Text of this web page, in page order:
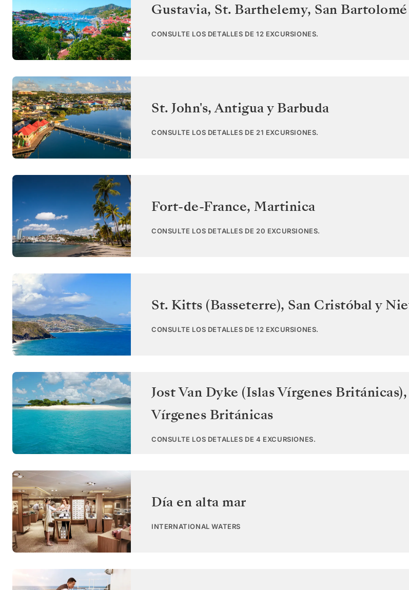
Gustavia, St. Barthelemy, San Bartolomé
CONSULTE LOS DETALLES DE 12 EXCURSIONES.
St. John's,Antigua y Barbuda
CONSULTE LOS DETALLES DE 21 EXCURSIONES.
Fort-de-France, Martinica
CONSULTE LOS DETALLES DE 20 EXCURSIONES.
St. Kitts (Basseterre), San Cristóbal y
CONSULTE LOS DETALLES DE 12 EXCURSIONES.
Jost Van Dyke (Islas Vírgenes Británicas),
Vírgenes Británicas
CONSULTE LOS DETALLES DE 4 EXCURSIONES.
Día en alta mar
INTERNATIONAL WATERS